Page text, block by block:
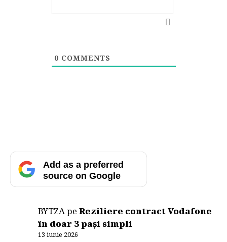
0 COMMENTS
Add as a preferred
source on Google
BYTZApeReziliere contract Vodafone
în doar 3 pași simpli
13 iunie 2026